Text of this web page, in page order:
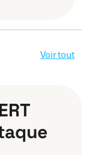
Voir tout